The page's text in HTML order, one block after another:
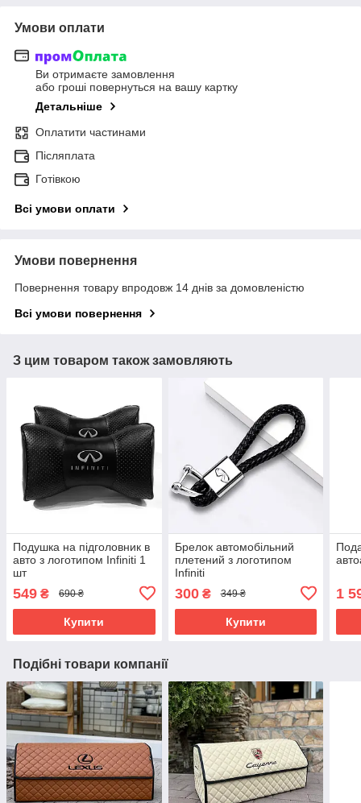
Умови оплати
Ви отримаєте замовлення
або гроші повернуться на вашу картку
Детальніше
Оплатити частинами
Післяплата
Готівкою
Всі умови оплати
Умови повернення
Повернення товару впродовж 14 днів за домовленістю
Всі умови повернення
З цим товаром також замовляють
Подушка на підголовник в
авто з логотипом Infiniti 1
шт
549 ₴ 690 ₴
Купити
Брелок автомобільний
плетений з логотипом
Infiniti
300₴ 349 ₴
Купити
1
Подібні товари компанії